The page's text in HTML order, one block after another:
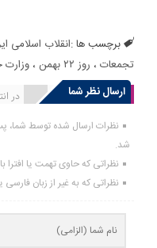
برچسب ها :انقلاب اسلامی
تجمعات ، روز ۲۲ بهمن ،وزارت
ارسال نظر شما
در انتشار یافته : 0
نظرات ارسال شده توسط شما،
شد.
نظراتی که حاوی تهمت یا
نظراتی که به غیر از زبان